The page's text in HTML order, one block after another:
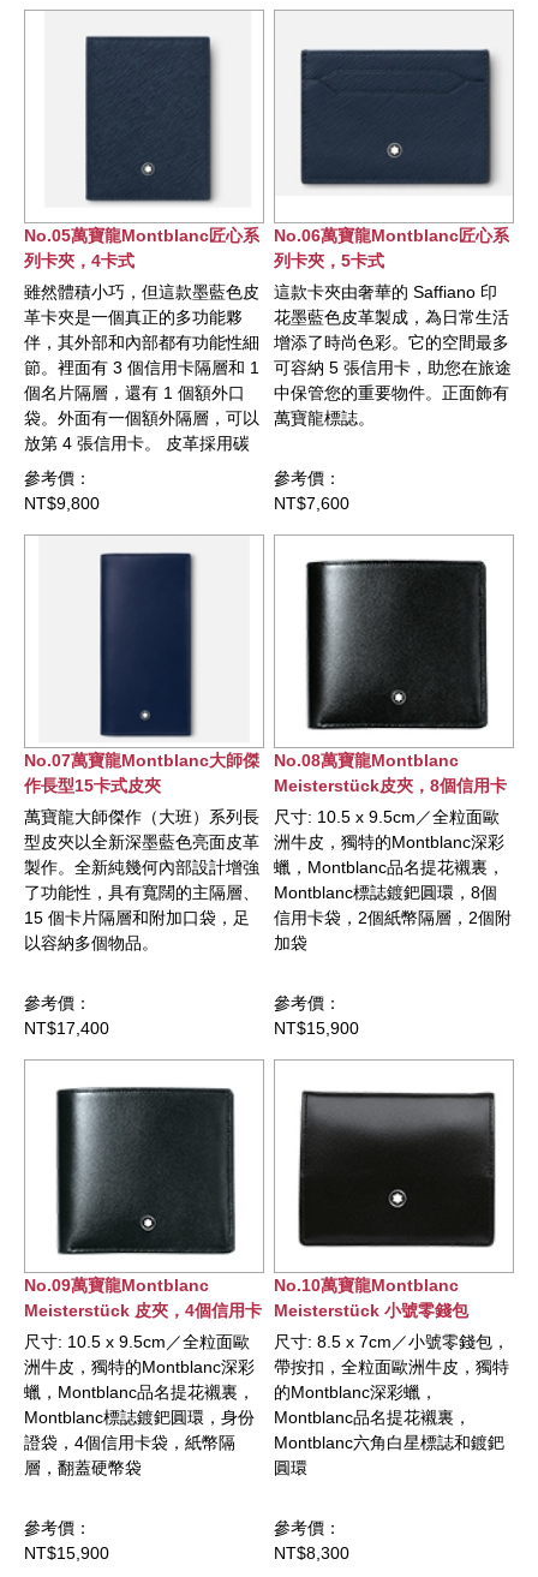
No.05萬寶龍Montblanc匠心系
列卡夾，4卡式
雖然體積小巧，但這款墨藍色皮
革卡夾是一個真正的多功能夥
伴，其外部和內部都有功能性細
節。裡面有 3 個信用卡隔層和 1
個名片隔層，還有 1 個額外口
袋。外面有一個額外隔層，可以
放第 4 張信用卡。 皮革採用碳
中和鞣革工藝生產，抵消生產過
程的碳排放，而襯裡則由再生布
參考價：
NT$9,800
No.06萬寶龍Montblanc匠心系
列卡夾，5卡式
這款卡夾由奢華的 Saffiano 印
花墨藍色皮革製成，為日常生活
增添了時尚色彩。它的空間最多
可容納 5 張信用卡，助您在旅途
中保管您的重要物件。正面飾有
萬寶龍標誌。
參考價：
NT$7,600
No.07萬寶龍Montblanc大師傑
作長型15卡式皮夾
萬寶龍大師傑作（大班）系列長
型皮夾以全新深墨藍色亮面皮革
製作。全新純幾何內部設計增強
了功能性，具有寬闊的主隔層、
15 個卡片隔層和附加口袋，足
以容納多個物品。
參考價：
NT$17,400
No.08萬寶龍Montblanc
Meisterstück皮夾，8個信用卡
插口
尺寸: 10.5 x 9.5cm／全粒面歐
洲牛皮，獨特的Montblanc深彩
蠟，Montblanc品名提花襯裏，
Montblanc標誌鍍鈀圓環，8個
信用卡袋，2個紙幣隔層，2個附
加袋
參考價：
NT$15,900
No.09萬寶龍Montblanc
Meisterstück 皮夾，4個信用卡
袋
尺寸: 10.5 x 9.5cm／全粒面歐
洲牛皮，獨特的Montblanc深彩
蠟，Montblanc品名提花襯裏，
Montblanc標誌鍍鈀圓環，身份
證袋，4個信用卡袋，紙幣隔
層，翻蓋硬幣袋
參考價：
NT$15,900
No.10萬寶龍Montblanc
Meisterstück 小號零錢包
尺寸: 8.5 x 7cm／小號零錢包，
帶按扣，全粒面歐洲牛皮，獨特
的Montblanc深彩蠟，
Montblanc品名提花襯裏，
Montblanc六角白星標誌和鍍鈀
圓環
參考價：
NT$8,300